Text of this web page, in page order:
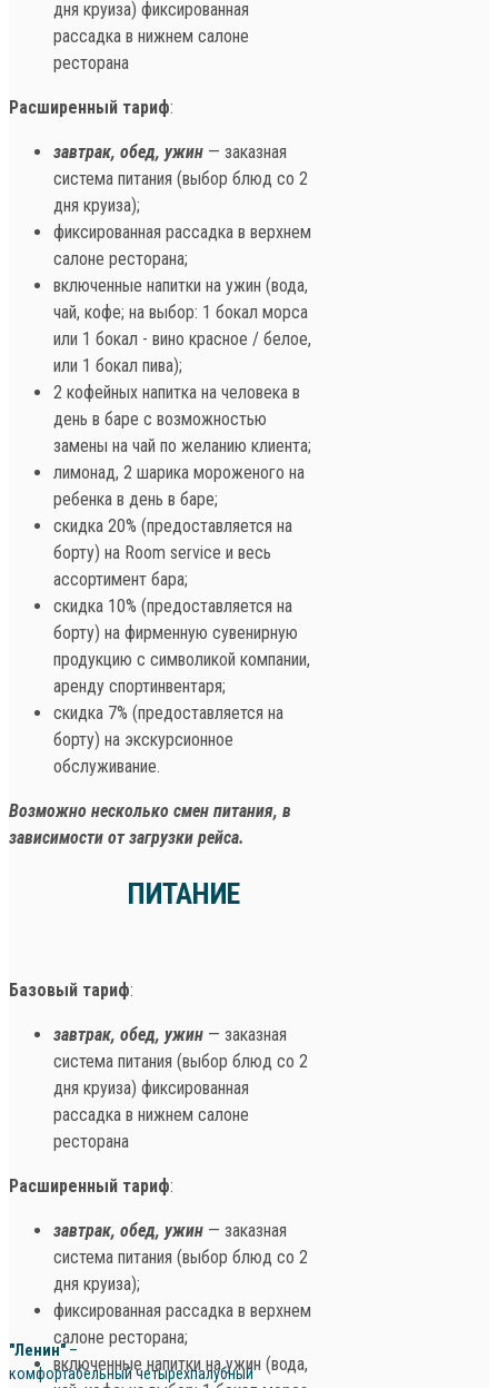
"Ленин" –
комфортабельный четырехпалубный
дня круиза) фиксированная
рассадка в нижнем салоне
ресторана
Расширенный тариф:
завтрак, обед, ужин — заказная
система питания (выбор блюд со 2
дня круиза);
фиксированная рассадка в верхнем
салоне ресторана;
включенные напитки на ужин (вода,
чай, кофе; на выбор: 1 бокал морса
или 1 бокал - вино красное / белое,
или 1 бокал пива);
2 кофейных напитка на человека в
день в баре с возможностью
замены на чай по желанию клиента;
лимонад, 2 шарика мороженого на
ребенка в день в баре;
скидка 20% (предоставляется на
борту) на Room service и весь
ассортимент бара;
скидка 10% (предоставляется на
борту) на фирменную сувенирную
продукцию с символикой компании,
аренду спортинвентаря;
скидка 7% (предоставляется на
борту) на экскурсионное
обслуживание.
Возможно несколько смен питания, в
зависимости от загрузки рейса.
ПИТАНИЕ
Базовый тариф:
завтрак, обед, ужин — заказная
система питания (выбор блюд со 2
дня круиза) фиксированная
рассадка в нижнем салоне
ресторана
Расширенный тариф:
завтрак, обед, ужин — заказная
система питания (выбор блюд со 2
дня круиза);
фиксированная рассадка в верхнем
салоне ресторана;
включенные напитки на ужин (вода,